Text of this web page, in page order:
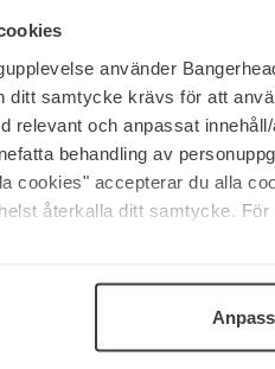
använder
ditt samtycke krävs för att
relevant och anpassat
behandling av
cookies" accepterar du alla
återkalla ditt samtycke.
40 €
Loppu varastosta
Sivu